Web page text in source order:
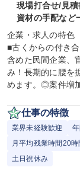
現場打合せ/見
資材の手配など
企業・求人の特色
■古くからの付き
含めた民間企業、
み！長期的に腰を
めます。◎案件増
仕事の特徴
業界未経験歓迎
月平均残業時間20時
土日祝休み